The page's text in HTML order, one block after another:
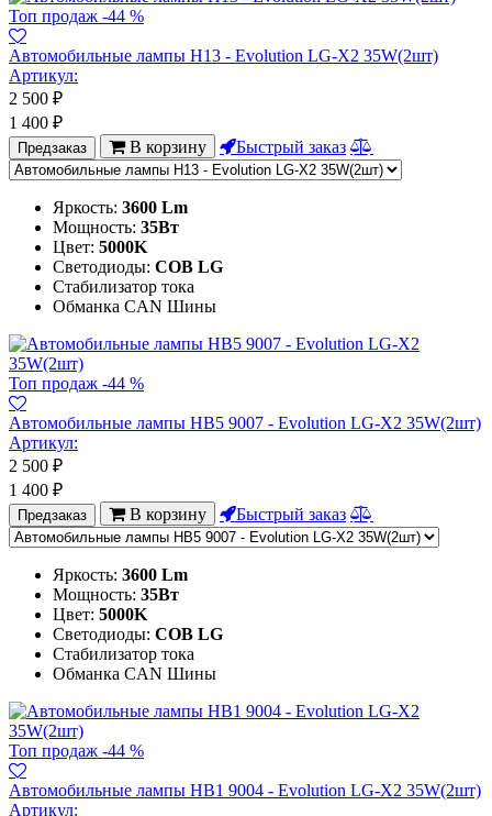
Топ продаж -44 %
Автомобильные лампы H13 - Evolution LG-X2 35W(2шт)
Артикул:
2 500 ₽
1 400 ₽
Предзаказ В корзину Быстрый заказ
Яркость: 3600 Lm
Мощность: 35Вт
Цвет: 5000K
Светодиоды: COB LG
Стабилизатор тока
Обманка CAN Шины
Топ продаж -44 %
Автомобильные лампы HB5 9007 - Evolution LG-X2 35W(2шт)
Артикул:
2 500 ₽
1 400 ₽
Предзаказ В корзину Быстрый заказ
Яркость: 3600 Lm
Мощность: 35Вт
Цвет: 5000K
Светодиоды: COB LG
Стабилизатор тока
Обманка CAN Шины
Топ продаж -44 %
Автомобильные лампы HB1 9004 - Evolution LG-X2 35W(2шт)
Артикул: